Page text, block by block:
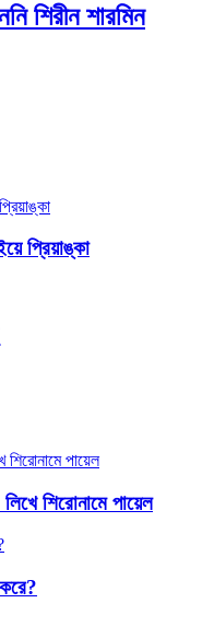
শিরীন শারমিন
প্রিয়াঙ্কা
শিরোনামে পায়েল